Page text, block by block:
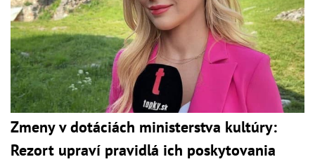
Zmeny v dotáciách ministerstva kultúry:
Rezort upraví pravidlá ich poskytovania